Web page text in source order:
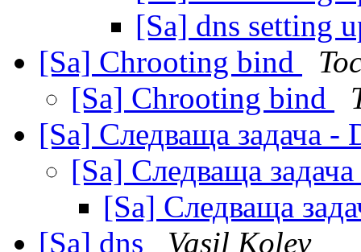
[Sa] dns setting
[Sa] Chrooting bind
[Sa] Chrooting bind
[Sa] Следваща задача
[Sa] Следваща
[Sa] Следваща
[Sa] dns
Vasil Kolev